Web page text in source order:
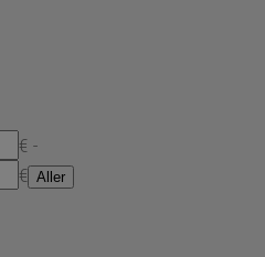
€ -
€ Aller